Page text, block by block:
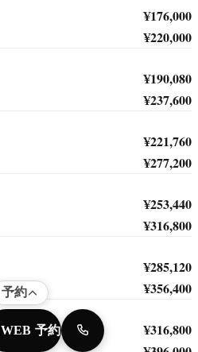
¥176,000
¥220,000
¥190,080
¥237,600
¥221,760
¥277,200
¥253,440
¥316,800
¥285,120
¥356,400
¥316,800
予約
WEB 予約 TEL